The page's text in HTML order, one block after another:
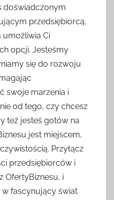
doświadczonym
przedsiębiorcą,
umożliwia Ci
opcji. Jesteśmy
się do rozwoju
swoje marzenia i
od tego, czy chcesz
też jesteś gotów na
jest miejscem,
Przyłącz
przedsiębiorców i
OfertyBiznesu, i
fascynujący świat